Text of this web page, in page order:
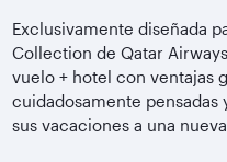
Exclusivamente diseñada
Collection de Qatar
vuelo + hotel con ventajas
cuidadosamente
sus vacaciones a una